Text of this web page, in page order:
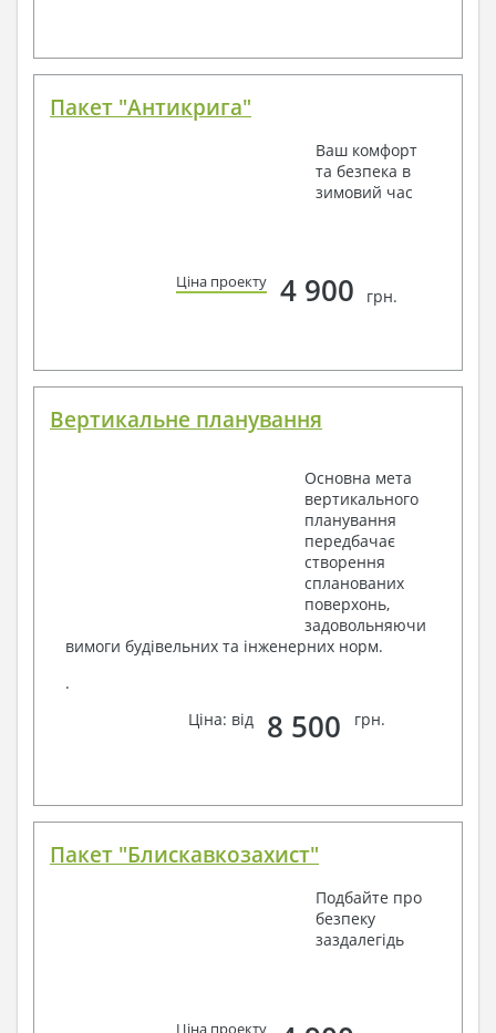
Пакет "Антикрига"
Ваш комфорт
та безпека в
зимовий час
Ціна проекту 4 900 грн.
Вертикальне планування
Основна мета
вертикального
планування
передбачає
створення
спланованих
поверхонь,
задовольняючи
вимоги будівельних та інженерних норм.
.
Ціна: від
8 500 грн.
Пакет "Блискавкозахист"
Подбайте про
безпеку
заздалегідь